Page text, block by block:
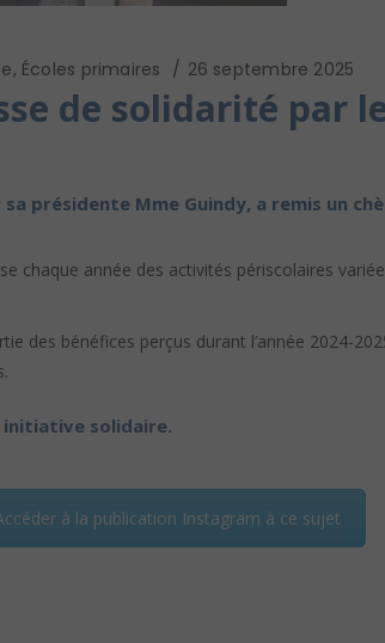
, Écoles primaires 26 septembre 2025
de solidarité par
présidente Mme Guindy, a remis un
chaque année des activités périscolaires
des bénéfices perçus durant l’année 2024-
initiative solidaire.
à la publication Instagram à ce sujet